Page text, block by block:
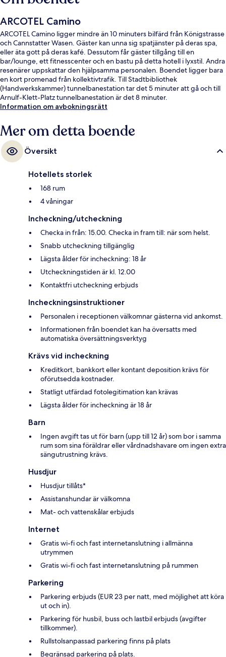
ARCOTEL Camino
ARCOTEL Camino ligger mindre än 10 minuters bilfärd från Königstrasse
och Cannstatter Wasen. Gäster kan unna sig spatjänster på deras spa,
eller äta gott på deras kafé. Dessutom får gäster tillgång till en
bar/lounge, ett fitnesscenter och en bastu på detta hotell i lyxstil. Andra
resenärer uppskattar den hjälpsamma personalen. Boendet ligger bara
en kort promenad från kollektivtrafik. Till Stadtbibliothek
(Handwerkskammer) tunnelbanestation tar det 5 minuter att gå och till
Arnulf-Klett-Platz tunnelbanestation är det 8 minuter.
Information om avbokningsrätt
Mer om detta boende
Översikt
Hotellets storlek
168 rum
4 våningar
Incheckning/utcheckning
Checka in från: 15.00. Checka in fram till: när som helst.
Snabb utcheckning tillgänglig
Lägsta ålder för incheckning: 18 år
Utcheckningstiden är kl. 12.00
Kontaktfri utcheckning erbjuds
Incheckningsinstruktioner
Personalen i receptionen välkomnar gästerna vid ankomst.
Informationen från boendet kan ha översatts med
automatiska översättningsverktyg
Krävs vid incheckning
Kreditkort, bankkort eller kontant deposition krävs för
oförutsedda kostnader.
Statligt utfärdad fotolegitimation kan krävas
Lägsta ålder för incheckning är 18 år
Barn
Ingen avgift tas ut för barn (upp till 12 år) som bor i samma
rum som sina föräldrar eller vårdnadshavare om ingen extra
sängutrustning krävs.
Husdjur
Husdjur tillåts*
Assistanshundar är välkomna
Mat- och vattenskålar erbjuds
Internet
Gratis wi-fi och fast internetanslutning i allmänna
utrymmen
Gratis wi-fi och fast internetanslutning på rummen
Parkering
Parkering erbjuds (EUR 23 per natt, med möjlighet att köra
ut och in).
Parkering för husbil, buss och lastbil erbjuds (avgifter
tillkommer).
Rullstolsanpassad parkering finns på plats
Begränsad parkering på plats.